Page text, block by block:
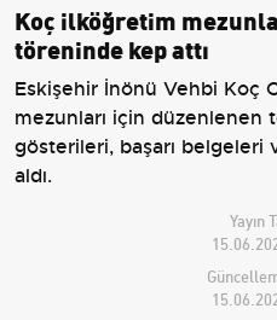
Koç ilköğretim
töreninde kep attı
Eskişehir İnönü Vehbi Koç
mezunları için
gösterileri, başarı belgeleri
aldı.
Yayın